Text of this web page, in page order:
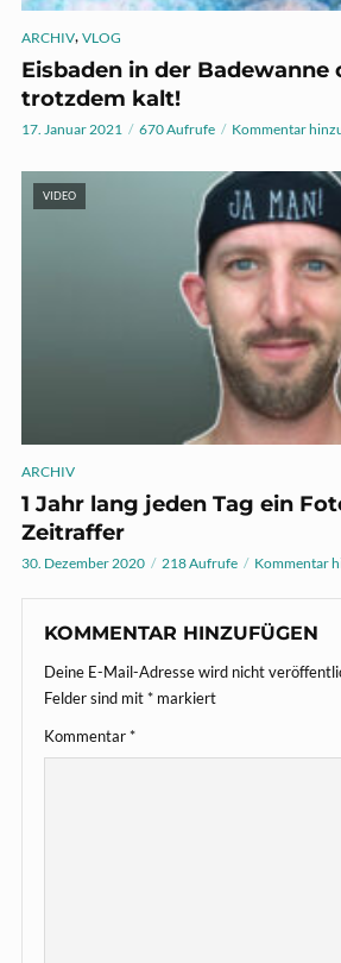
ARCHIV, VLOG
Eisbaden in der Badewanne
trotzdem kalt!
17. Januar 2021 670 Aufrufe Kommentar
VIDEO
ARCHIV
1 Jahr lang jeden Tag ein
Zeitraffer
30. Dezember 2020 218 Aufrufe Kommentar
KOMMENTAR HINZUFÜGEN
Deine E-Mail-Adresse wird nicht
Felder sind mit* markiert
Kommentar*